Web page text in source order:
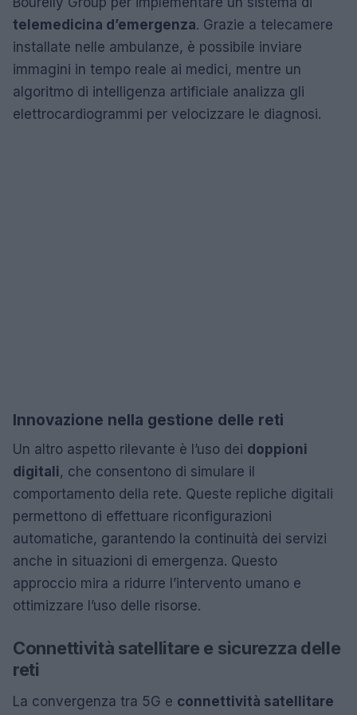
telemedicina d’emergenza. Grazie a telecamere
installate nelle ambulanze, è possibile inviare
immagini in tempo reale ai medici, mentre un
algoritmo di intelligenza artificiale analizza gli
elettrocardiogrammi per velocizzare le diagnosi.
Innovazione nella gestione delle reti
Un altro aspetto rilevante è l’uso dei doppioni
digitali, che consentono di simulare il
comportamento della rete. Queste repliche digitali
permettono di effettuare riconfigurazioni
automatiche, garantendo la continuità dei servizi
anche in situazioni di emergenza. Questo
approccio mira a ridurre l’intervento umano e
ottimizzare l’uso delle risorse.
Connettività satellitare e sicurezza delle
reti
La convergenza tra 5G e connettività satellitare